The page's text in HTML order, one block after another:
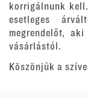
korrigálnunk
esetleges
megrendelőt,
vásárlástól.
Köszönjük a